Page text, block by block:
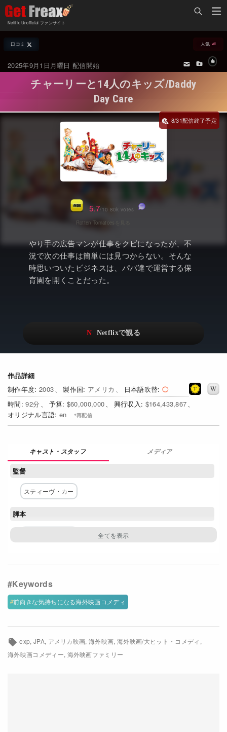
Netflix Unofficial ファンサイト
Netflix新着作品
オールジャンル
海外ドラマ・シリーズ
海外映画
国内TV番組・ドラマ
国内映画
アジアTV番組・ドラマ
アジア映画
ドキュメンタリー
Netflixオリジナル作品
その他の国のTV番組
配信終了予定の作品
海外ドラマ・ラインナップ
Netflix 人気ランキング
Netflix 全作品ラインナップ
Netflix配信作品カスタム検索
トレンド
VOD 総合作品情報
Netflix・VOD総合News
Watchlistへ
Netflix Video
Netflix 高い評価の海外作品
Watchlist
過去の配信終了作品
口コミ 人気
2025年9月1日月曜日 配信開始
チャーリーと14人のキッズ/Daddy
Day Care
やり手の広告マンが仕事をクビになったが、不
況で次の仕事は簡単には見つからない。そんな
時思いついたビジネスは、パパ達で運営する保
育園を開くことだった。
作品詳細
2003
アメリカ
日本語吹替
92
$60,000,000
$164,433,867
en
5.7/10 80k votes
メディア
監督
スティーヴ・カー
脚本
スティーヴ・ザーン レジーナ・キング
リサ・エデルスタイン レイシー・シャベール
前向きな気持ちになる海外映画コメディ
8/31
exp JPA アメリカ映画 海外映画 海外映画/大ヒット・コメディ
海外映画コメディー 海外映画ファミリー